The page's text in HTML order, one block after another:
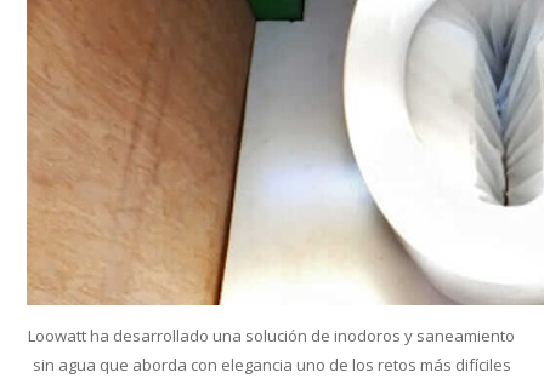
Loowatt ha desarrollado una solución de inodoros y saneamiento
sin agua que aborda con elegancia uno de los retos más difíciles